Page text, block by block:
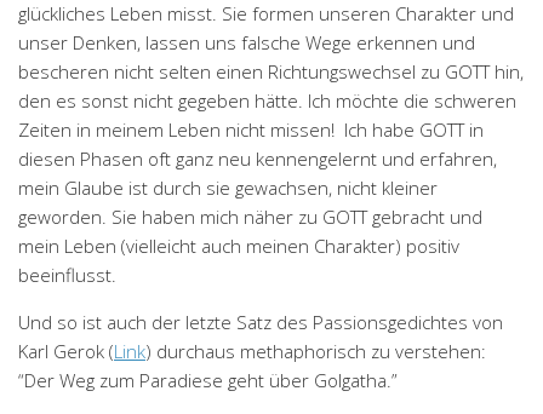
glückliches Leben misst. Sie formen unseren Charakter und
unser Denken, lassen uns falsche Wege erkennen und
bescheren nicht selten einen Richtungswechsel zu GOTT hin,
den es sonst nicht gegeben hätte. Ich möchte die schweren
Zeiten in meinem Leben nicht missen! Ich habe GOTT in
diesen Phasen oft ganz neu kennengelernt und erfahren,
mein Glaube ist durch sie gewachsen, nicht kleiner
geworden. Sie haben mich näher zu GOTT gebracht und
mein Leben (vielleicht auch meinen Charakter) positiv
beeinflusst.
Und so ist auch der letzte Satz des Passionsgedichtes von
Karl Gerok (Link) durchaus methaphorisch zu verstehen:
“Der Weg zum Paradiese geht über Golgatha.”